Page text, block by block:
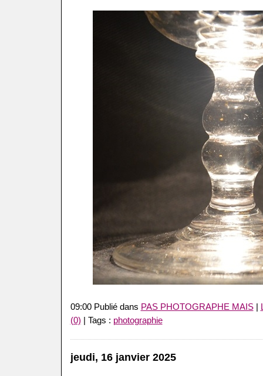
09:00 Publié dans PAS PHOTOGRAPHE MAIS|
(0) | Tags : photographie
jeudi, 16 janvier 2025